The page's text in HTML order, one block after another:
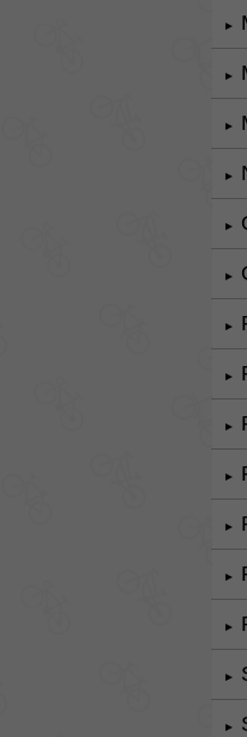
►
►
►
►
►
►
►
►
►
►
►
►
►
►
►